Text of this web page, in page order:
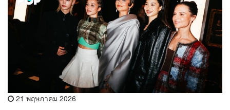
21 พฤษภาคม 2026